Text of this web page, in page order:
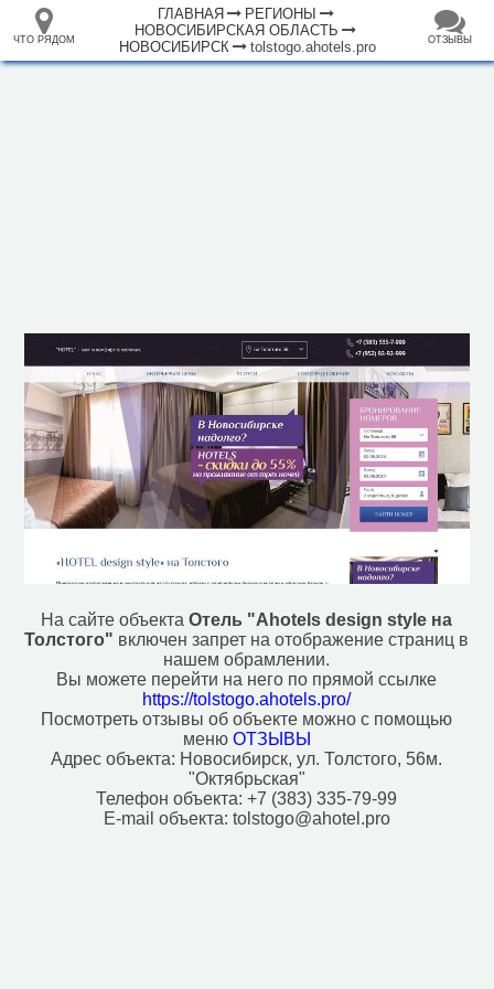
ОТЗЫВЫ
ЧТО РЯДОМ
ГЛАВНАЯ
РЕГИОНЫ
НОВОСИБИРСКАЯ ОБЛАСТЬ
НОВОСИБИРСК
tolstogo.ahotels.pro
2 км
На сайте объектаОтель "Ahotels design style на
Толстого" включен запрет на отображение страниц в
нашем обрамлении.
Вы можете перейти на него по прямой ссылке
https://tolstogo.ahotels.pro/
Посмотреть отзывы об объекте можно с помощью
меню ОТЗЫВЫ
Адрес объекта: Новосибирск, ул. Толстого, 56м.
"Октябрьская"
Телефон объекта:+7 (383) 335-79-99
E-mail объекта: tolstogo@ahotel.pro